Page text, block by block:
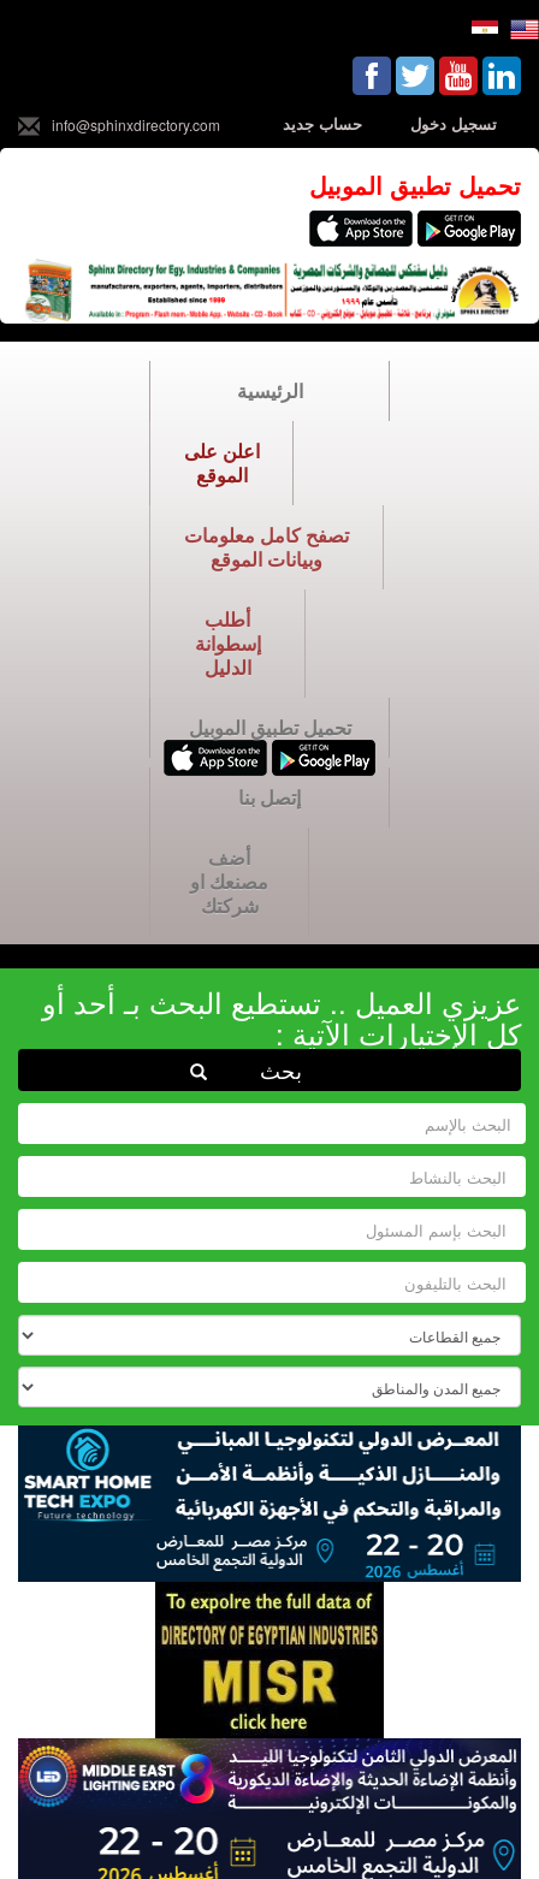
تسجيل دخول حساب جديد info@sphinxdirectory.com
تحميل تطبيق الموبيل
الرئيسية
اعلن على
الموقع
تصفح كامل معلومات
وبيانات الموقع
أطلب
إسطوانة
الدليل
تحميل تطبيق الموبيل
إتصل بنا
أضف
مصنعك او
شركتك
عزيزي العميل .. تستطيع البحث بـ أحد أو
كل الإختيارات الآتية :